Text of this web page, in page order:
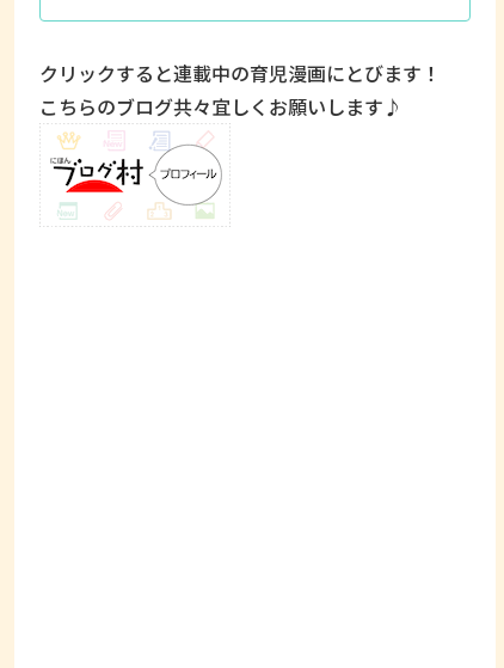
クリックすると連載中の育児漫画にとびます！
こちらのブログ共々宜しくお願いします♪